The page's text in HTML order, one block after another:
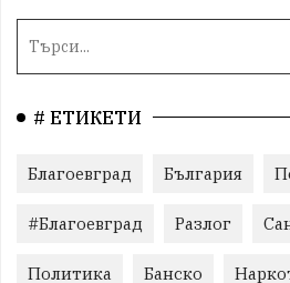
# ЕТИКЕТИ
Благоевград България
#Благоевград Разлог
Политика Банско